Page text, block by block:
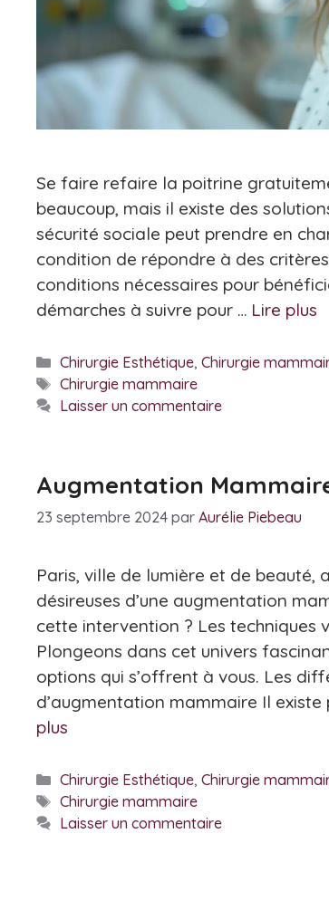
Se faire refaire la poitrine
beaucoup, mais il existe des
sécurité sociale peut prendre en
condition de répondre à des
conditions nécessaires pour
démarches à suivre pour … Lire plus
Catégories
Chirurgie Esthétique, Chirurgie
Étiquettes
Chirurgie mammaire
Laisser un commentaire
Augmentation
23 septembre 2024 par Aurélie Piebeau
Paris, ville de lumière et de beauté,
désireuses d’une augmentation
cette intervention ? Les techniques
Plongeons dans cet univers
options qui s’offrent à vous. Les
d’augmentation mammaire Il existe
plus
Catégories
Chirurgie Esthétique, Chirurgie
Étiquettes
Chirurgie mammaire
Laisser un commentaire